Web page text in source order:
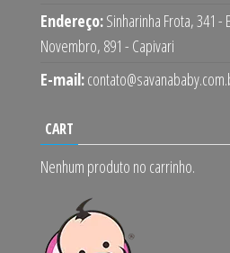
Endereço:Sinharinha Frota, 341 -
Novembro, 891 - Capivari
E-mail:
CART
Nenhum produto no carrinho.